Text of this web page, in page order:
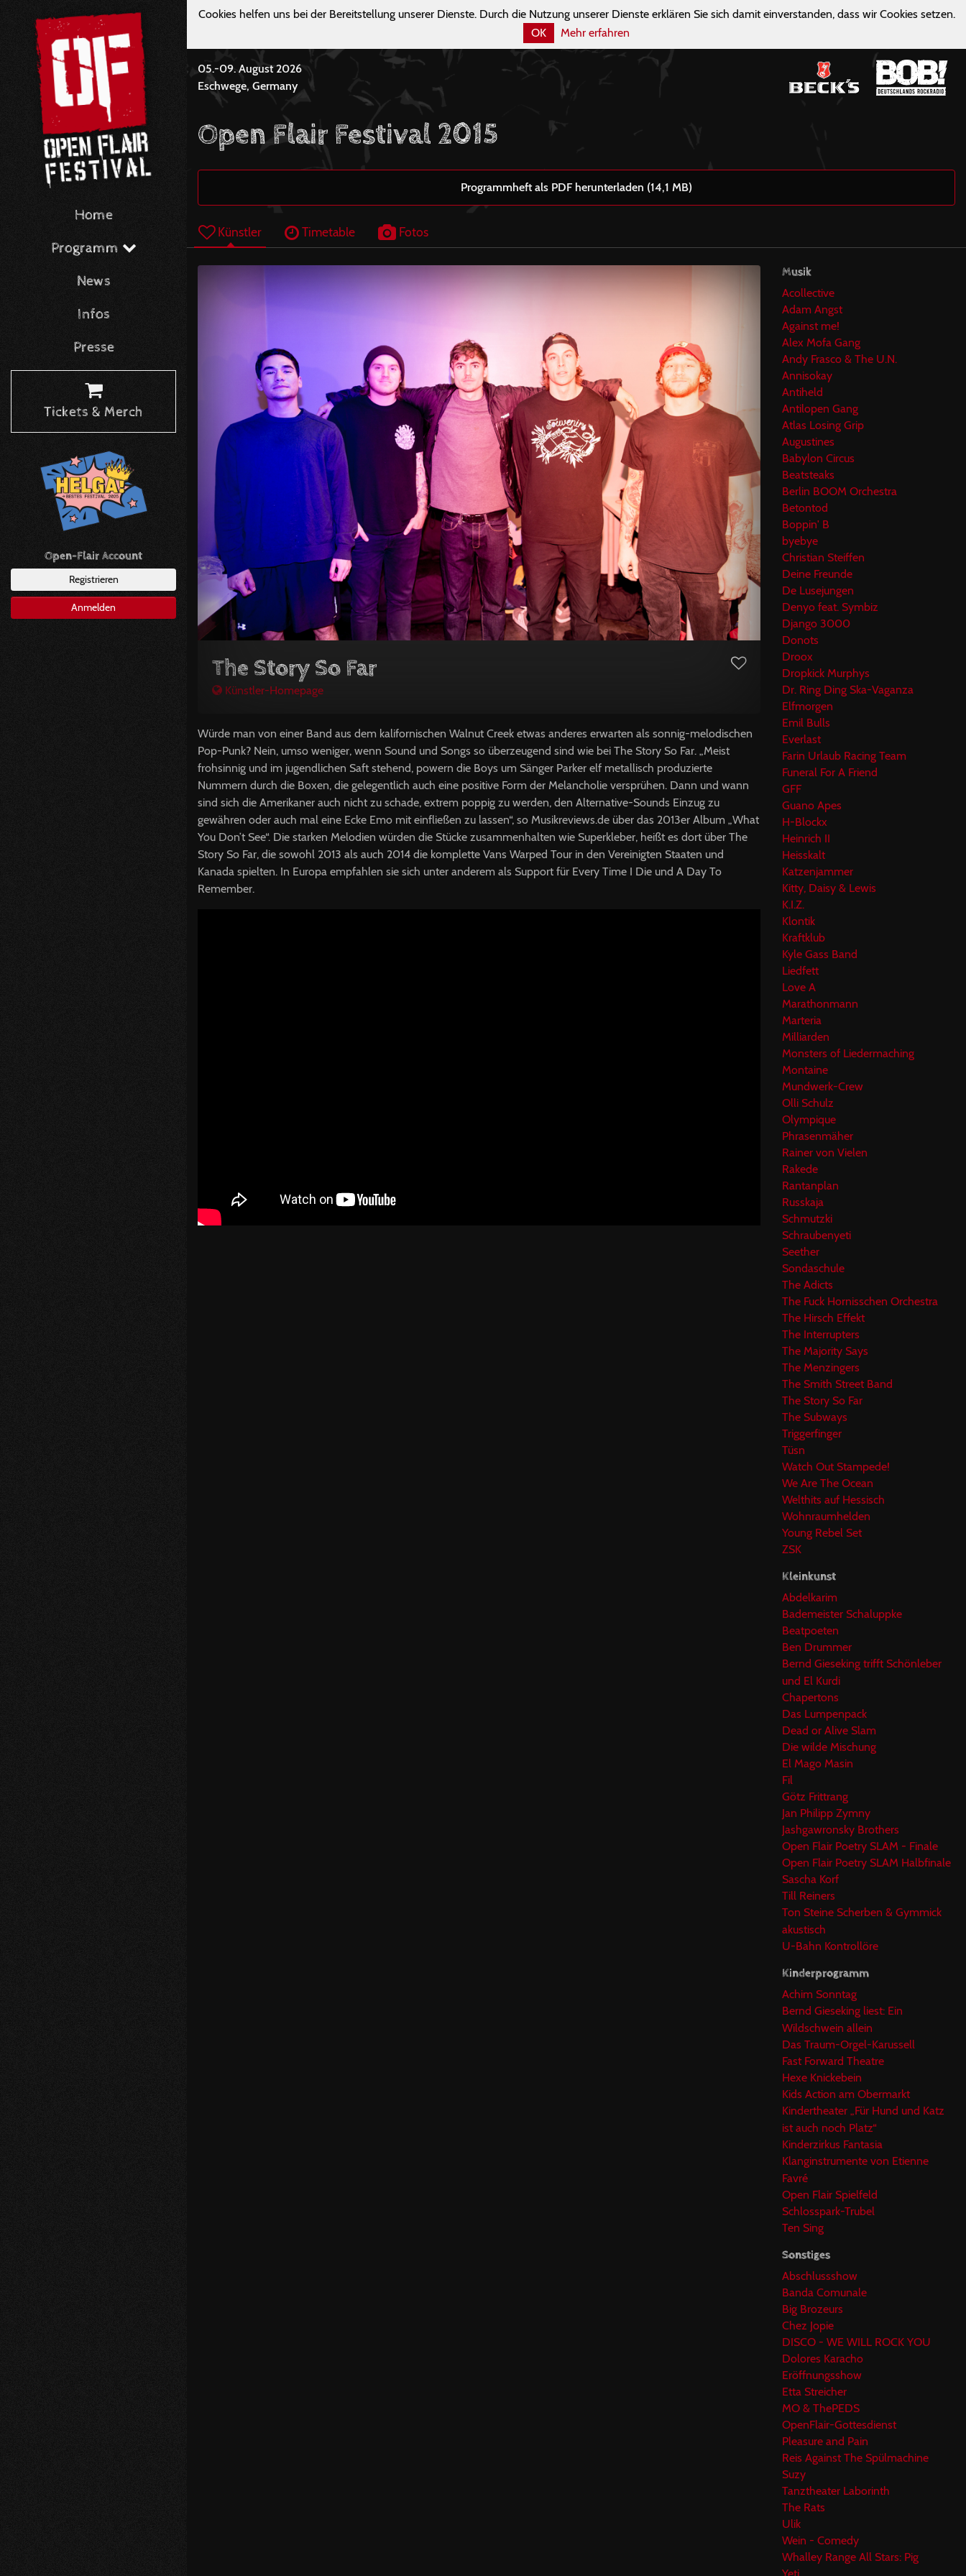
Home
Programm
News
Infos
Presse
Tickets & Merch
Open-Flair Account
Registrieren
Anmelden
Cookies helfen uns bei der Bereitstellung unserer Dienste. Durch die Nutzung unserer Dienste erklären Sie sich damit einverstanden, dass wir Cookies setzen.
OK
Mehr erfahren
05.-09. August 2026
Eschwege, Germany
Open Flair Festival 2015
Programmheft als PDF herunterladen (14,1 MB)
Künstler Timetable Fotos
The Story So Far
Künstler-Homepage
Würde man von einer Band aus dem kalifornischen Walnut Creek etwas anderes erwarten als sonnig-melodischen
Pop-Punk? Nein, umso weniger, wenn Sound und Songs so überzeugend sind wie bei The Story So Far. „Meist
frohsinnig und im jugendlichen Saft stehend, powern die Boys um Sänger Parker elf metallisch produzierte
Nummern durch die Boxen, die gelegentlich auch eine positive Form der Melancholie versprühen. Dann und wann
sind sich die Amerikaner auch nicht zu schade, extrem poppig zu werden, den Alternative-Sounds Einzug zu
gewähren oder auch mal eine Ecke Emo mit einfließen zu lassen“, so Musikreviews.de über das 2013er Album „What
You Don’t See“. Die starken Melodien würden die Stücke zusammenhalten wie Superkleber, heißt es dort über The
Story So Far, die sowohl 2013 als auch 2014 die komplette Vans Warped Tour in den Vereinigten Staaten und
Kanada spielten. In Europa empfahlen sie sich unter anderem als Support für Every Time I Die und A Day To
Remember.
Musik
Acollective
Adam Angst
Against me!
Alex Mofa Gang
Andy Frasco & The U.N.
Annisokay
Antiheld
Antilopen Gang
Atlas Losing Grip
Augustines
Babylon Circus
Beatsteaks
Berlin BOOM Orchestra
Betontod
Boppin' B
byebye
Christian Steiffen
Deine Freunde
De Lusejungen
Denyo feat. Symbiz
Django 3000
Donots
Droox
Dropkick Murphys
Dr. Ring Ding Ska-Vaganza
Elfmorgen
Emil Bulls
Everlast
Farin Urlaub Racing Team
Funeral For A Friend
GFF
Guano Apes
H-Blockx
Heinrich II
Heisskalt
Katzenjammer
Kitty, Daisy & Lewis
K.I.Z.
Klontik
Kraftklub
Kyle Gass Band
Liedfett
Love A
Marathonmann
Marteria
Milliarden
Monsters of Liedermaching
Montaine
Mundwerk-Crew
Olli Schulz
Olympique
Phrasenmäher
Rainer von Vielen
Rakede
Rantanplan
Russkaja
Schmutzki
Schraubenyeti
Seether
Sondaschule
The Adicts
The Fuck Hornisschen Orchestra
The Hirsch Effekt
The Interrupters
The Majority Says
The Menzingers
The Smith Street Band
The Story So Far
The Subways
Triggerfinger
Tüsn
Watch Out Stampede!
We Are The Ocean
Welthits auf Hessisch
Wohnraumhelden
Young Rebel Set
ZSK
Kleinkunst
Abdelkarim
Bademeister Schaluppke
Beatpoeten
Ben Drummer
Bernd Gieseking trifft Schönleber
und El Kurdi
Chapertons
Das Lumpenpack
Dead or Alive Slam
Die wilde Mischung
El Mago Masin
Fil
Götz Frittrang
Jan Philipp Zymny
Jashgawronsky Brothers
Open Flair Poetry SLAM - Finale
Open Flair Poetry SLAM Halbfinale
Sascha Korf
Till Reiners
Ton Steine Scherben & Gymmick
akustisch
U-Bahn Kontrollöre
Kinderprogramm
Achim Sonntag
Bernd Gieseking liest: Ein
Wildschwein allein
Das Traum-Orgel-Karussell
Fast Forward Theatre
Hexe Knickebein
Kids Action am Obermarkt
Kindertheater „Für Hund und Katz
ist auch noch Platz“
Kinderzirkus Fantasia
Klanginstrumente von Etienne
Favré
Open Flair Spielfeld
Schlosspark-Trubel
Ten Sing
Sonstiges
Abschlussshow
Banda Comunale
Big Brozeurs
Chez Jopie
DISCO - WE WILL ROCK YOU
Dolores Karacho
Eröffnungsshow
Etta Streicher
MO & ThePEDS
OpenFlair-Gottesdienst
Pleasure and Pain
Reis Against The Spülmachine
Suzy
Tanztheater Laborinth
The Rats
Ulik
Wein - Comedy
Whalley Range All Stars: Pig